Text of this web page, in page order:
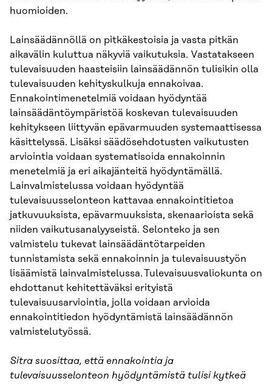
huomioiden.
Lainsäädännöllä on pitkäkestoisia ja vasta pitkän
aikavälin kuluttua näkyviä vaikutuksia. Vastatakseen
tulevaisuuden haasteisiin lainsäädännön tulisikin olla
tulevaisuuden kehityskulkuja ennakoivaa.
Ennakointimenetelmiä voidaan hyödyntää
lainsäädäntöympäristöä koskevan tulevaisuuden
kehitykseen liittyvän epävarmuuden systemaattisessa
käsittelyssä. Lisäksi säädösehdotusten vaikutusten
arviointia voidaan systematisoida ennakoinnin
menetelmiä ja eri aikajänteitä hyödyntämällä.
Lainvalmistelussa voidaan hyödyntää
tulevaisuusselonteon kattavaa ennakointitietoa
jatkuvuuksista, epävarmuuksista, skenaarioista sekä
niiden vaikutusanalyyseistä. Selonteko ja sen
valmistelu tukevat lainsäädäntötarpeiden
tunnistamista sekä ennakoinnin ja tulevaisuustyön
lisäämistä lainvalmistelussa. Tulevaisuusvaliokunta on
ehdottanut kehitettäväksi erityistä
tulevaisuusarviointia, jolla voidaan arvioida
ennakointitiedon hyödyntämistä lainsäädännön
valmistelutyössä.
Sitra suosittaa, että ennakointia ja
tulevaisuusselonteon hyödyntämistä tulisi kytkeä